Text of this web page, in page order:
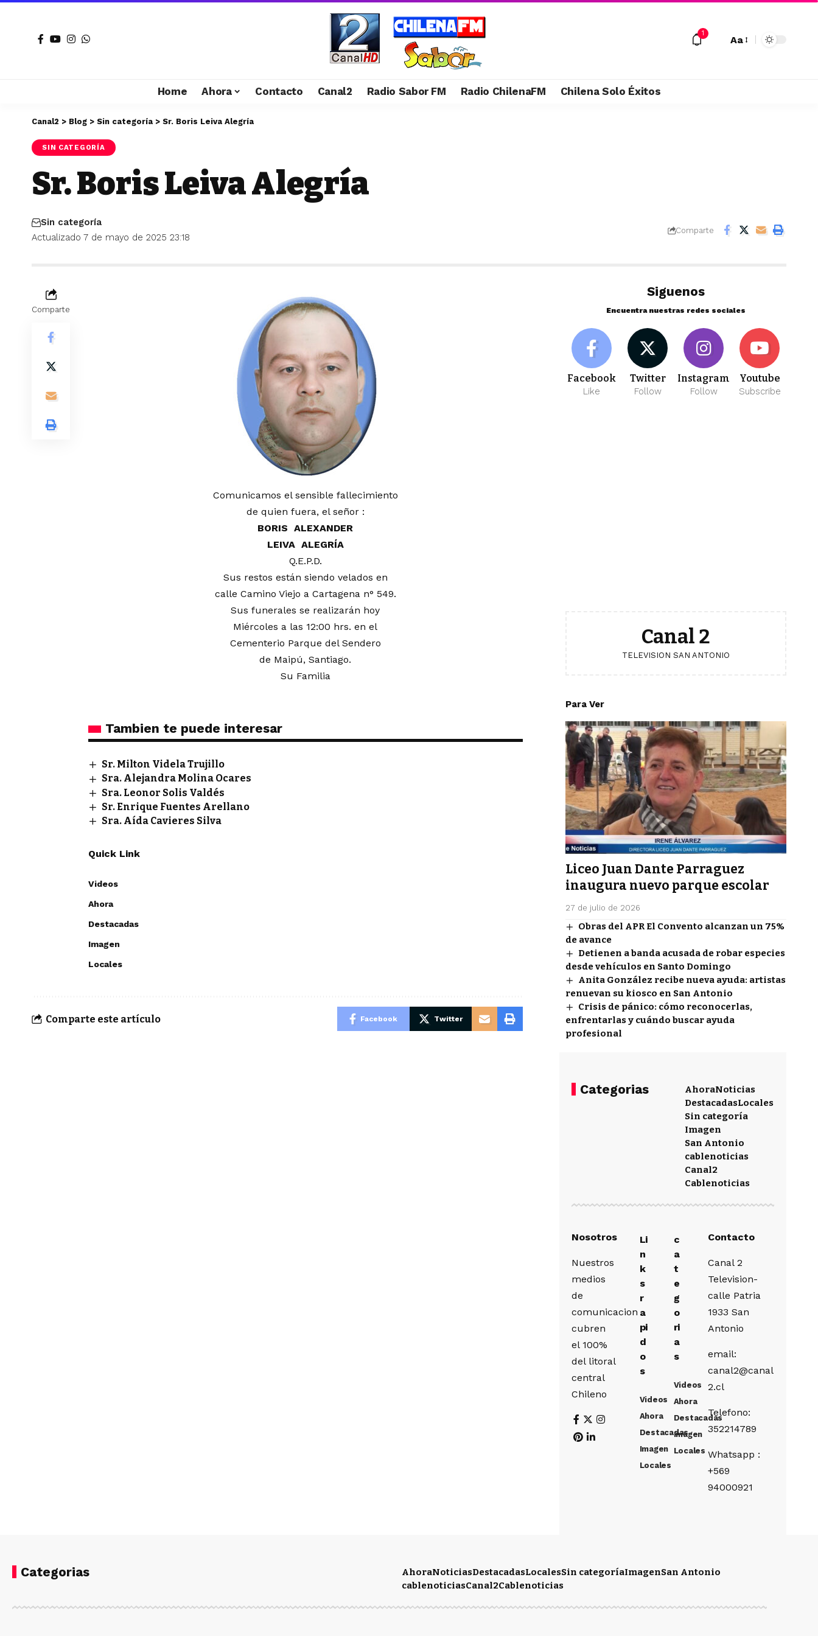
1
Aa
Home Ahora Contacto Canal2 Radio Sabor FM Radio ChilenaFM Chilena Solo Éxitos
Canal2 > Blog > Sin categoría > Sr. Boris Leiva Alegría
SIN CATEGORÍA
Sr. Boris Leiva Alegría
Actualizado 7 de mayo de 2025 23:18
Sin categoría
Comparte
Comparte
Comunicamos el sensible fallecimiento
de quien fuera, el señor :
BORIS ALEXANDER
LEIVA ALEGRÍA
Q.E.P.D.
Sus restos están siendo velados en
calle Camino Viejo a Cartagena n° 549.
Sus funerales se realizarán hoy
Miércoles a las 12:00 hrs. en el
Cementerio Parque del Sendero
de Maipú, Santiago.
Su Familia
Tambien te puede interesar
Sr. Milton Videla Trujillo
Sra. Alejandra Molina Ocares
Sra. Leonor Solis Valdés
Sr. Enrique Fuentes Arellano
Sra. Aída Cavieres Silva
Quick Link
Videos
Ahora
Destacadas
Imagen
Locales
Comparte este artículo Facebook Twitter
Siguenos
Encuentra nuestras redes sociales
Facebook
Like
Twitter
Follow
Instagram
Follow
Youtube
Subscribe
Canal 2
TELEVISION SAN ANTONIO
Para Ver
Liceo Juan Dante Parraguez
inaugura nuevo parque escolar
27 de julio de 2026
Obras del APR El Convento alcanzan un 75%
de avance
Detienen a banda acusada de robar especies
desde vehículos en Santo Domingo
Anita González recibe nueva ayuda: artistas
renuevan su kiosco en San Antonio
Crisis de pánico: cómo reconocerlas,
enfrentarlas y cuándo buscar ayuda
profesional
Categorias AhoraNoticias
DestacadasLocales
Sin categoría
Imagen
San Antonio
cablenoticias
Canal2
Cablenoticias
Nosotros
Nuestros
medios
de
comunicacion
cubren
el 100%
del litoral
central
Chileno
Li
n
k
s
r
a
pi
d
o
s
Videos
Ahora
Destacadas
Imagen
Locales
c
a
t
e
g
o
ri
a
s
Videos
Ahora
Destacadas
Imagen
Locales
Contacto
Canal 2
Television-
calle Patria
1933 San
Antonio
email:
canal2@canal
2.cl
Telefono:
352214789
Whatsapp :
+569
94000921
Categorias AhoraNoticiasDestacadasLocalesSin categoríaImagenSan Antonio
cablenoticiasCanal2Cablenoticias